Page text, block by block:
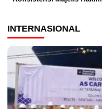
INTERNASIONAL